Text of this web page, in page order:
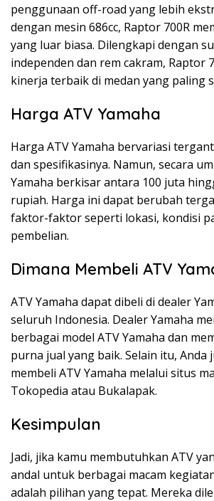
penggunaan off-road yang lebih
dengan mesin 686cc, Raptor 700R
yang luar biasa. Dilengkapi dengan
independen dan rem cakram, Raptor
kinerja terbaik di medan yang paling
Harga ATV Yamaha
Harga ATV Yamaha bervariasi
dan spesifikasinya. Namun, secara
Yamaha berkisar antara 100 juta
rupiah. Harga ini dapat berubah
faktor-faktor seperti lokasi, kondisi
pembelian.
Dimana Membeli ATV
ATV Yamaha dapat dibeli di dealer
seluruh Indonesia. Dealer Yamaha
berbagai model ATV Yamaha dan
purna jual yang baik. Selain itu, Anda
membeli ATV Yamaha melalui situs
Tokopedia atau Bukalapak.
Kesimpulan
Jadi, jika kamu membutuhkan ATV
andal untuk berbagai macam
adalah pilihan yang tepat. Mereka